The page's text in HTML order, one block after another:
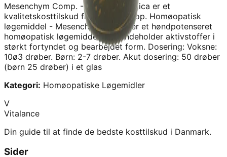
Mesenchym Comp. - 50ML - Allergica er et
kvalitetskosttilskud fra
Signaturshop. Homøopatisk
løgemiddel - Mesenchym Comp. er et høndpotenseret
homøopatisk løgemiddel, som indeholder aktivstoffer i
størkt fortyndet og bearbejdet form. Dosering: Voksne:
10ø3 drøber. Børn: 2-7 drøber. Akut dosering: 50 drøber
(børn 25 drøber) i et glas
Kategori: Homøopatiske Løgemidler
V
Vitalance
Din guide til at finde de bedste kosttilskud i Danmark.
Sider